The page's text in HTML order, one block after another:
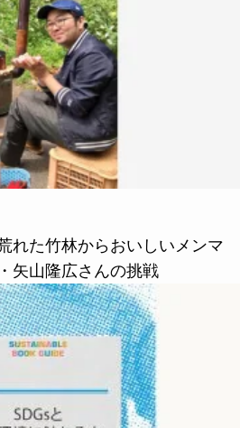
れた竹林からおいしいメンマ
矢山隆広さんの挑戦